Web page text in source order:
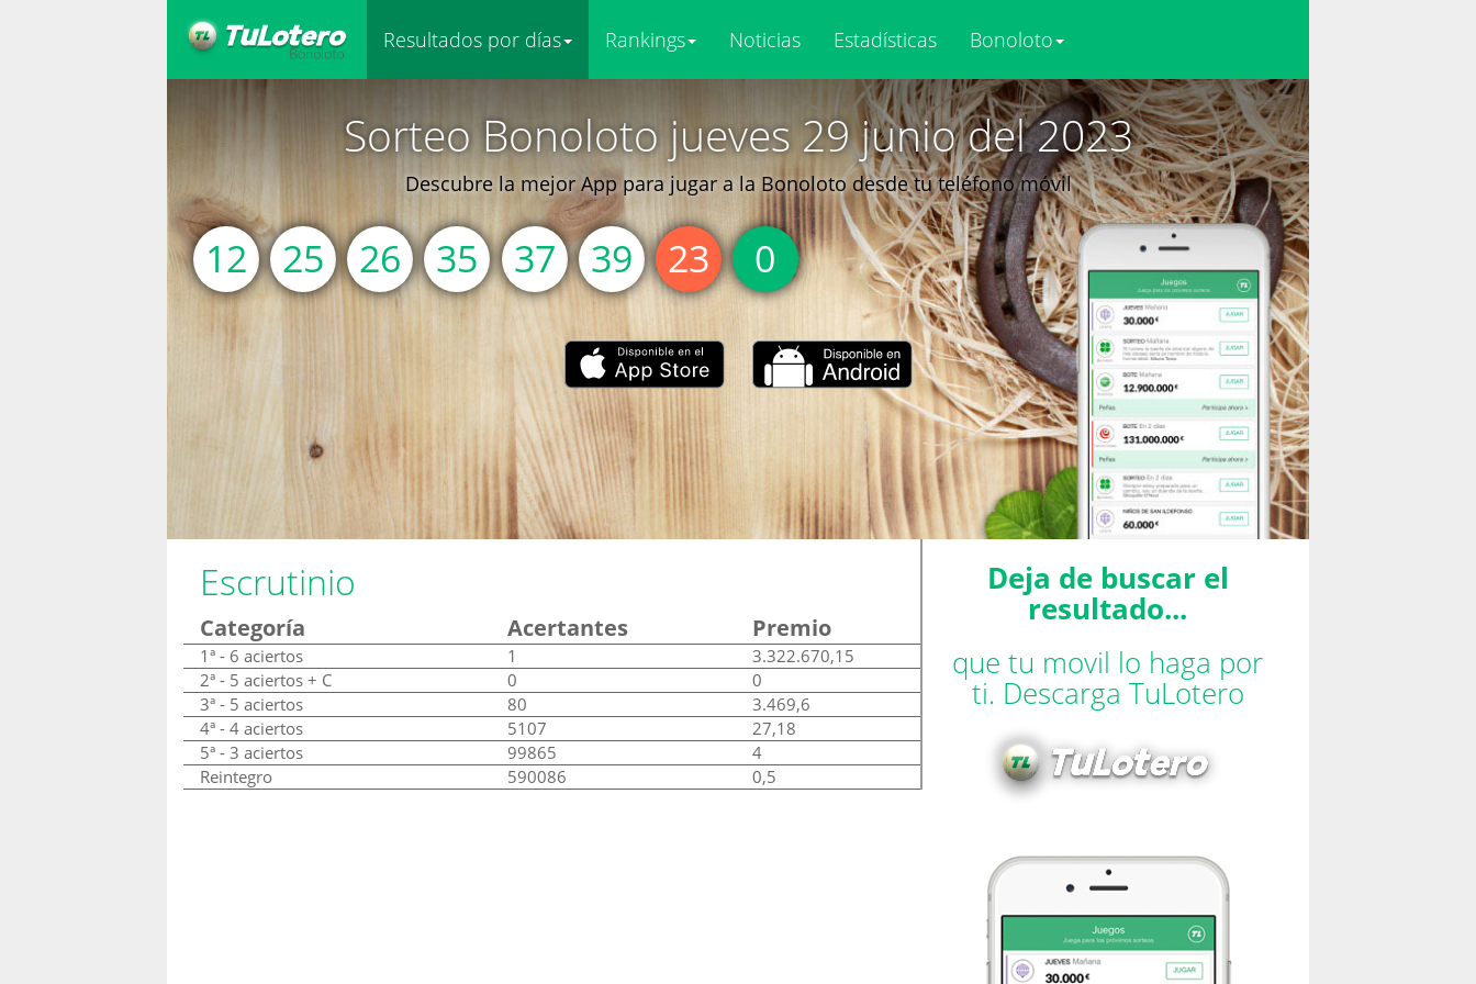
Resultados por días Rankings Noticias Estadísticas Bonoloto
Sorteo Bonoloto jueves 29 junio del 2023
Descubre la mejor App para jugar a la Bonoloto desde tu teléfono móvil
12 25 26 35 37 39 23 0
Escrutinio
Categoría Acertantes Premio
1ª - 6 aciertos 1
3.322.670,15
2ª - 5 aciertos + C
0
0
3ª - 5 aciertos
80
3.469,6
4ª - 4 aciertos
5107
27,18
5ª - 3 aciertos
99865
4
Reintegro
590086 0,5
Deja de buscar el
resultado...
que tu movil lo haga por
ti. Descarga TuLotero